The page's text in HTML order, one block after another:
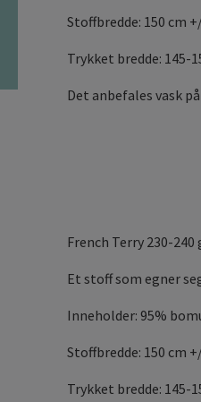
Stoffbredde: 150 cm
Trykket bredde: 145-
Det anbefales vask
French Terry 230-
Et stoff som egner
Inneholder: 95%
Stoffbredde: 150 cm
Trykket bredde: 145-